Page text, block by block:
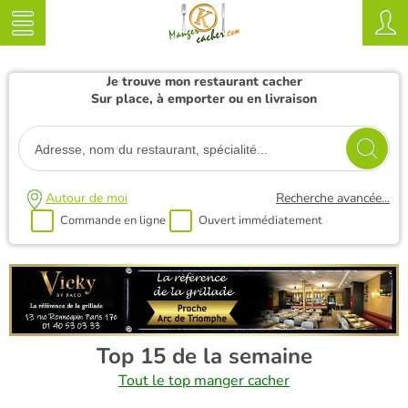
Je trouve mon restaurant cacher
Sur place, à emporter ou en livraison
Autour de moi
Commande en ligne Ouvert immédiatement
Recherche avancée...
Top 15 de la semaine
Tout le top manger cacher